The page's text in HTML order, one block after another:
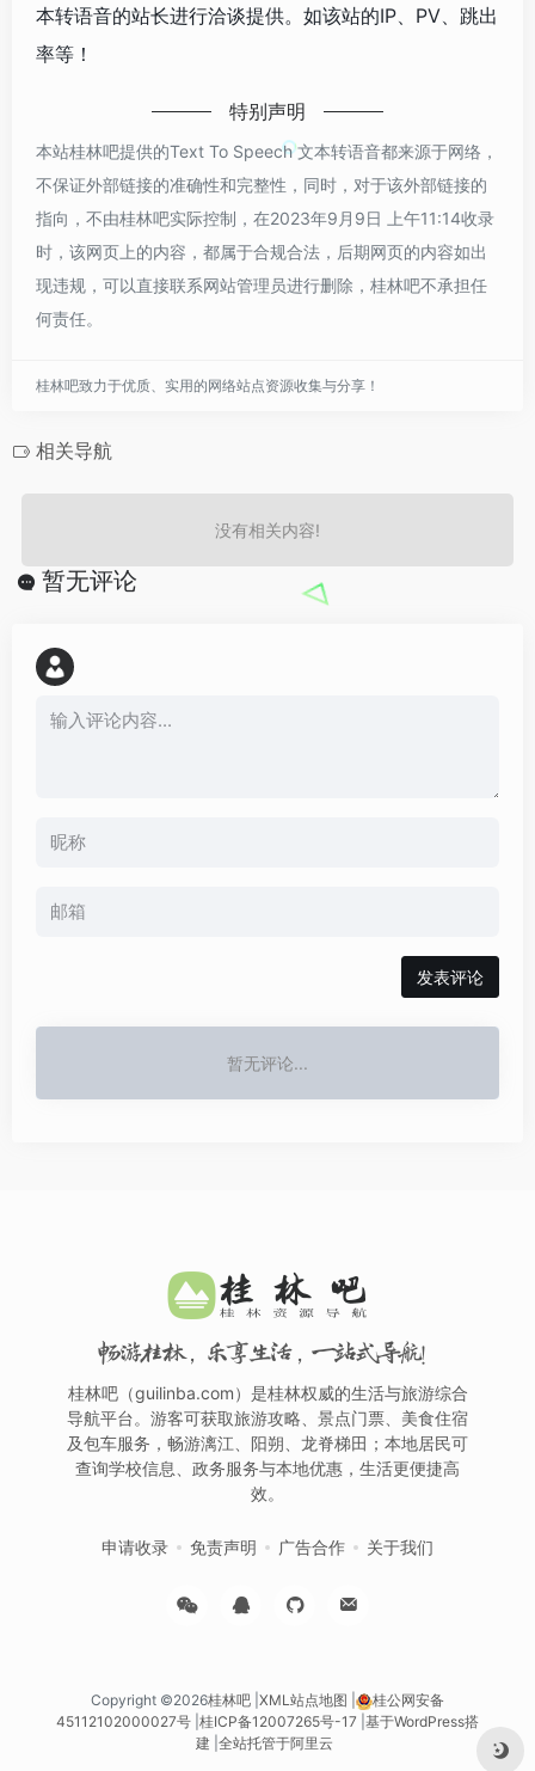
本转语音的站长进行洽谈提供。如该站的IP、PV、跳出
率等！
特别声明
本站桂林吧提供的Text To Speech 文本转语音都来源于网络，
不保证外部链接的准确性和完整性，同时，对于该外部链接的
指向，不由桂林吧实际控制，在2023年9月9日 上午11:14收录
时，该网页上的内容，都属于合规合法，后期网页的内容如出
现违规，可以直接联系网站管理员进行删除，桂林吧不承担任
何责任。
桂林吧致力于优质、实用的网络站点资源收集与分享！
相关导航
没有相关内容!
暂无评论
发表评论
暂无评论...
畅游桂林，乐享生活，一站式导航！
桂林吧（guilinba.com）是桂林权威的生活与旅游综合
导航平台。游客可获取旅游攻略、景点门票、美食住宿
及包车服务，畅游漓江、阳朔、龙脊梯田；本地居民可
查询学校信息、政务服务与本地优惠，生活更便捷高
效。
申请收录 免责声明 广告合作 关于我们
Copyright ©2026桂林吧 XML站点地图
桂公网安备
45112102000027号 桂ICP备12007265号-17 基于WordPress搭
建 全站托管于阿里云